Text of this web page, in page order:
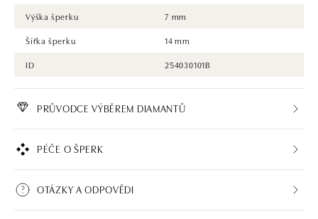
Výška šperku
7 mm
Šířka šperku
14 mm
ID
254030101B
PRŮVODCE VÝBĚREM DIAMANTŮ
PÉČE O ŠPERK
OTÁZKY A ODPOVĚDI